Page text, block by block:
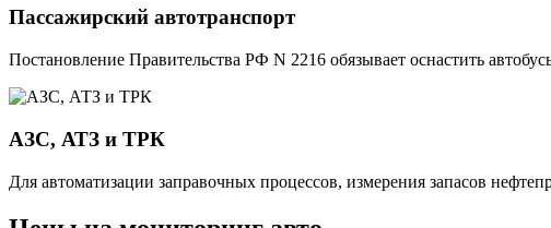
Пассажирский автотранспорт
Постановление Правительства РФ N 2216 обязывает оснастить
АЗС, АТЗ и ТРК
Для автоматизации заправочных процессов, измерения запасов